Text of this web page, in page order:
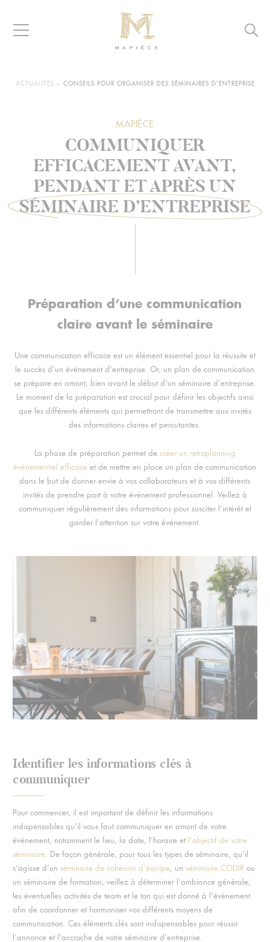
Aller à la navigation
d’hôtes
Navigation
VOUS
ACTUALITÉS > CONSEILS POUR ORGANISER DES SÉMINAIRES D'ENTREPRISE
MAPIÈCE
COMMUNIQUER
EFFICACEMENT AVANT,
PENDANT ET APRÈS UN
SÉMINAIRE D’ENTREPRISE
Préparation d’une communication
claire avant le séminaire
Une communication efficace est un élément essentiel pour la réussite et
le succès d’un événement d’entreprise. Or, un plan de communication
se prépare en amont, bien avant le début d’un séminaire d’entreprise.
Le moment de la préparation est crucial pour définir les objectifs ainsi
que les différents éléments qui permettront de transmettre aux invités
des informations claires et percutantes.
La phase de préparation permet de créer un retroplanning
événementiel efficace et de mettre en place un plan de communication
dans le but de donner envie à vos collaborateurs et à vos différents
invités de prendre part à votre événement professionnel. Veillez à
communiquer régulièrement des informations pour susciter l’intérêt et
garder l’attention sur votre événement.
Identifier les informations clés à
communiquer
Pour commencer, il est important de définir les informations
indispensables qu’il vous faut communiquer en amont de votre
événement, notamment le lieu, la date, l’horaire et l’objectif de votre
séminaire. De façon générale, pour tous les types de séminaire, qu’il
s’agisse d’un séminaire de cohésion d’équipe, un séminaire CODIRou
un séminaire de formation, veillez à déterminer l’ambiance générale,
les éventuelles activités de team et le ton qui est donné à l’événement
afin de coordonner et harmoniser vos différents moyens de
communication. Ces éléments clés sont indispensables pour réussir
l’annonce et l’accroche de votre séminaire d’entreprise.